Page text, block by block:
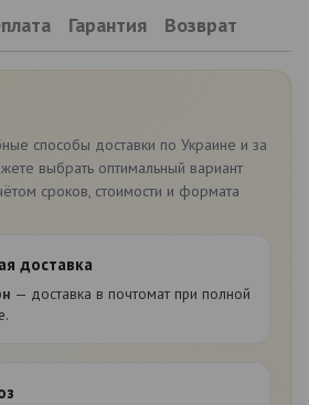
Гарантия Возврат
способы доставки по Украине и за
выбрать оптимальный вариант
сроков, стоимости и формата
доставка
— доставка в почтомат при полной